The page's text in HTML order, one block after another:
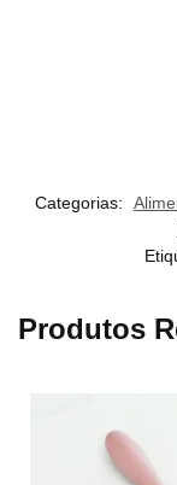
Categorias:
Produtos